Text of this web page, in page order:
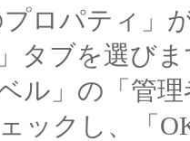
プロパティ」
タブを選び
ベル」の「管
ックし、「